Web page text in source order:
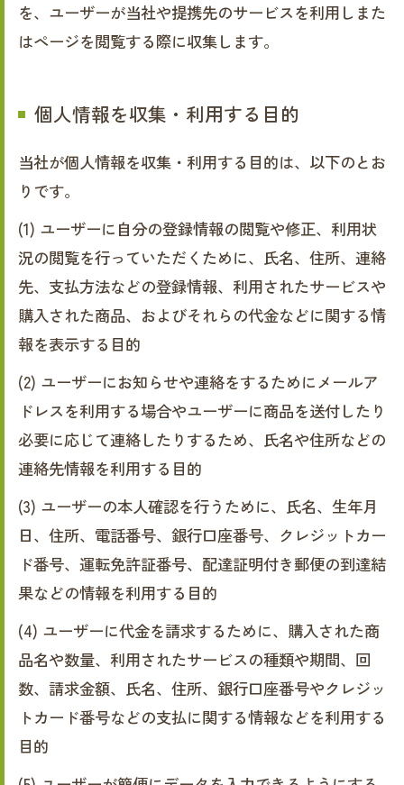
を、ユーザーが当社や提携先のサービスを利用しまた
はページを閲覧する際に収集します。
個人情報を収集・利用する目的
当社が個人情報を収集・利用する目的は、以下のとお
りです。
(1) ユーザーに自分の登録情報の閲覧や修正、利用状
況の閲覧を行っていただくために、氏名、住所、連絡
先、支払方法などの登録情報、利用されたサービスや
購入された商品、およびそれらの代金などに関する情
報を表示する目的
(2) ユーザーにお知らせや連絡をするためにメールア
ドレスを利用する場合やユーザーに商品を送付したり
必要に応じて連絡したりするため、氏名や住所などの
連絡先情報を利用する目的
(3) ユーザーの本人確認を行うために、氏名、生年月
日、住所、電話番号、銀行口座番号、クレジットカー
ド番号、運転免許証番号、配達証明付き郵便の到達結
果などの情報を利用する目的
(4) ユーザーに代金を請求するために、購入された商
品名や数量、利用されたサービスの種類や期間、回
数、請求金額、氏名、住所、銀行口座番号やクレジッ
トカード番号などの支払に関する情報などを利用する
目的